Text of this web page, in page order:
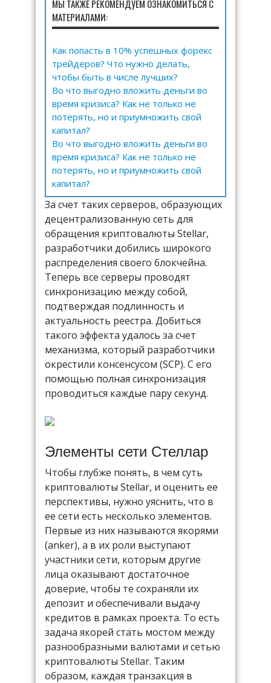
МЫ ТАКЖЕ РЕКОМЕНДУЕМ ОЗНАКОМИТЬСЯ С
МАТЕРИАЛАМИ:
Как попасть в 10% успешных форекс
трейдеров? Что нужно делать,
чтобы быть в числе лучших?
Во что выгодно вложить деньги во
время кризиса? Как не только не
потерять, но и приумножить свой
капитал?
Во что выгодно вложить деньги во
время кризиса? Как не только не
потерять, но и приумножить свой
капитал?
За счет таких серверов, образующих
децентрализованную сеть для
обращения криптовалюты Stellar,
разработчики добились широкого
распределения своего блокчейна.
Теперь все серверы проводят
синхронизацию между собой,
подтверждая подлинность и
актуальность реестра. Добиться
такого эффекта удалось за счет
механизма, который разработчики
окрестили консенсусом (SCP). С его
помощью полная синхронизация
проводиться каждые пару секунд.
Элементы сети Стеллар
Чтобы глубже понять, в чем суть
криптовалюты Stellar, и оценить ее
перспективы, нужно уяснить, что в
ее сети есть несколько элементов.
Первые из них называются якорями
(anker), а в их роли выступают
участники сети, которым другие
лица оказывают достаточное
доверие, чтобы те сохраняли их
депозит и обеспечивали выдачу
кредитов в рамках проекта. То есть
задача якорей стать мостом между
разнообразными валютами и сетью
криптовалюты Stellar. Таким
образом, каждая транзакция в